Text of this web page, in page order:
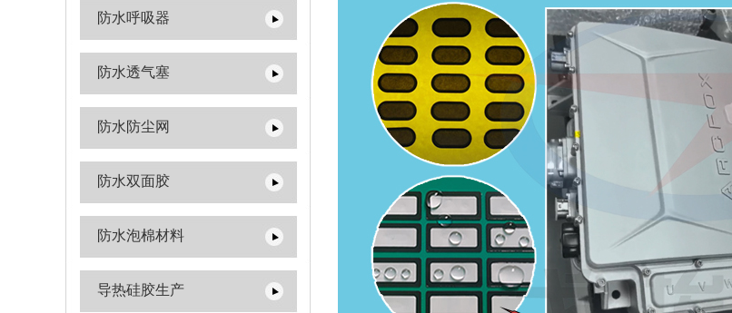
防水呼吸器
防水透气塞
防水防尘网
防水双面胶
防水泡棉材料
导热硅胶生产